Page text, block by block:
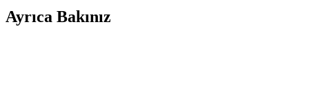
Ayrıca Bakınız